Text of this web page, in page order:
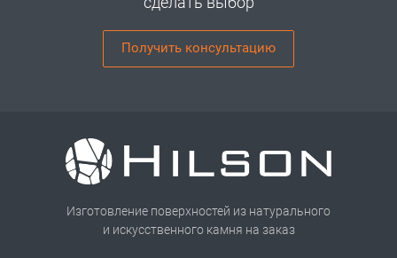
Получить консультацию
Изготовление поверхностей из натурального
и искусственного камня на заказ